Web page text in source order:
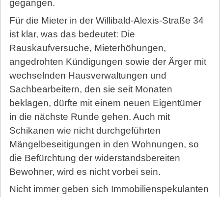
gegangen.
Für die Mieter in der Willibald-Alexis-Straße 34
ist klar, was das bedeutet: Die
Rauskaufversuche, Mieterhöhungen,
angedrohten Kündigungen sowie der Ärger mit
wechselnden Hausverwaltungen und
Sachbearbeitern, den sie seit Monaten
beklagen, dürfte mit einem neuen Eigentümer
in die nächste Runde gehen. Auch mit
Schikanen wie nicht durchgeführten
Mängelbeseitigungen in den Wohnungen, so
die Befürchtung der widerstandsbereiten
Bewohner, wird es nicht vorbei sein.
Nicht immer geben sich Immobilienspekulanten